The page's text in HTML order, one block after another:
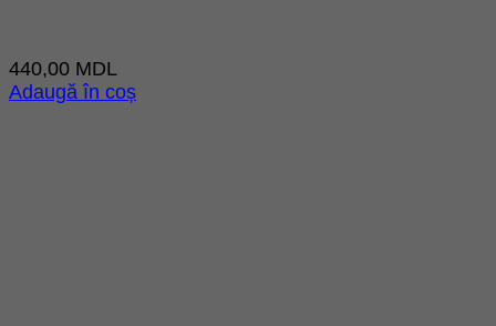
440,00 MDL
Adaugă în coș